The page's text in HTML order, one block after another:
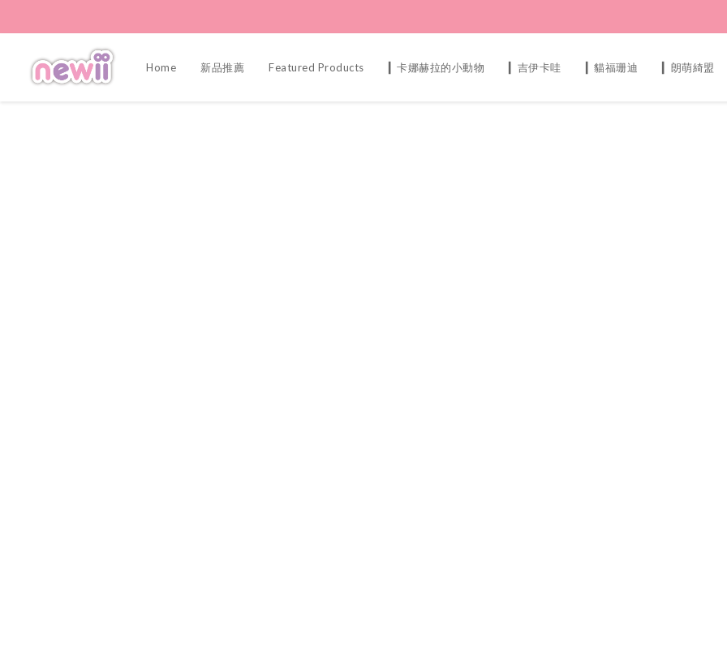
Home 新品推薦 Featured Products ▎卡娜赫拉的小動物 ▎吉伊卡哇 ▎貓福珊迪 ▎朗萌綺盟